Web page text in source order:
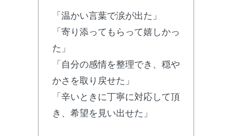
「温かい言葉で涙が出た」
「寄り添ってもらって嬉しかっ
た」
「自分の感情を整理でき、穏や
かさを取り戻せた」
「辛いときに丁寧に対応して頂
き、希望を見い出せた」